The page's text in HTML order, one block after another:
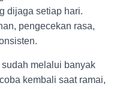
dijaga setiap hari.
pengecekan rasa,
melalui banyak
kembali saat ramai,